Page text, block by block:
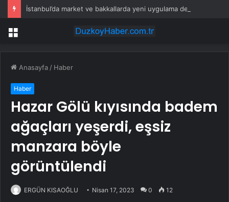
Menü
Anasayfa / Haber
Haber
Hazar Gölü kıyısında badem
ağaçları yeşerdi, eşsiz
manzara böyle
görüntülendi
ERGÜN KISAOĞLU Nisan 17, 2023 0 12